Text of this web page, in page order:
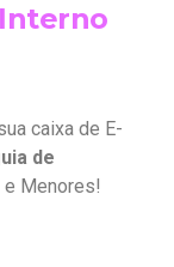
caixa de E-
de
Menores!